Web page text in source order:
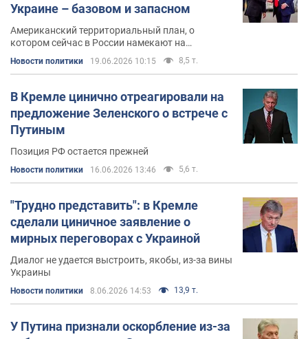
Украине – базовом и запасном
Американский территориальный план, о
котором сейчас в России намекают на
относительно невысоком дипломатическом
уровне, для Украины, разумеется, лучше
Новости политики 19.06.2026 10:15 8,5 т.
В Кремле цинично отреагировали на
предложение Зеленского о встрече с
Путиным
Позиция РФ остается прежней
Новости политики 16.06.2026 13:46 5,6 т.
"Трудно представить": в Кремле
сделали циничное заявление о
мирных переговорах с Украиной
Диалог не удается выстроить, якобы, из-за вины
Украины
Новости политики 8.06.2026 14:53 13,9 т.
У Путина признали оскорбление из-за